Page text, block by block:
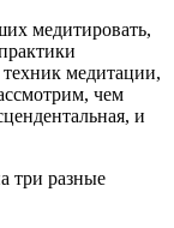
медитировать,
медитации,
чем
и
три разные